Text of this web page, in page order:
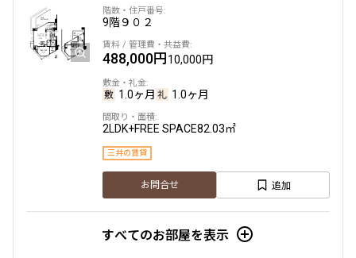
9階９０２
488,000円10,000円
1.0ヶ月 1.0ヶ月
2LDK+FREE SPACE82.03㎡
三井の賃貸
お問合せ 追加
すべてのお部屋を表示